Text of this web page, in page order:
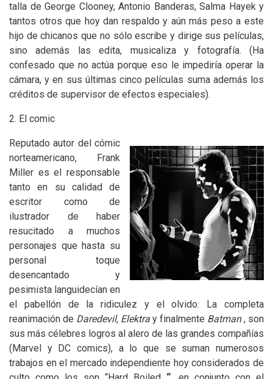
talla de George Clooney, Antonio Banderas, Salma Hayek y
tantos otros que hoy dan respaldo y aún más peso a este
hijo de chicanos que no sólo escribe y dirige sus películas,
sino además las edita, musicaliza y fotografía. (Ha
confesado que no actúa porque eso le impediría operar la
cámara, y en sus últimas cinco películas suma además los
créditos de supervisor de efectos especiales).
2. El comic
Reputado autor del cómic
norteamericano, Frank
Miller es el responsable
tanto en su calidad de
escritor como de
ilustrador de haber
resucitado a muchos
personajes que hasta su
personal toque
desencantado y
pesimista languidecían en
el pabellón de la ridiculez y el olvido. La completa
reanimación de Daredevil, Elektra y finalmente Batman, son
sus más célebres logros al alero de las grandes compañías
(Marvel y DC comics), a lo que se suman numerosos
trabajos en el mercado independiente hoy considerados de